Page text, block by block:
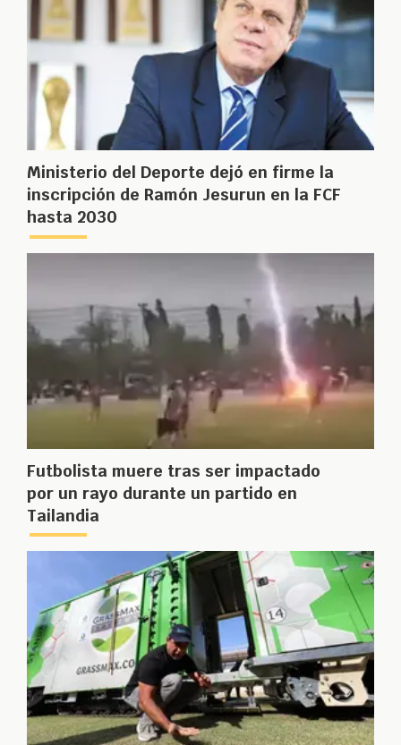
Ministerio del Deporte dejó en firme la
inscripción de Ramón Jesurun en la FCF
hasta 2030
Futbolista muere tras ser impactado
por un rayo durante un partido en
Tailandia